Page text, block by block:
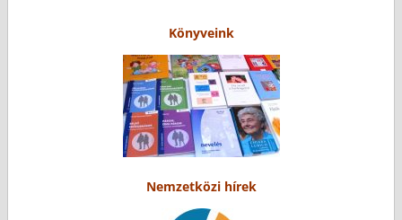
Könyveink
Nemzetközi hírek